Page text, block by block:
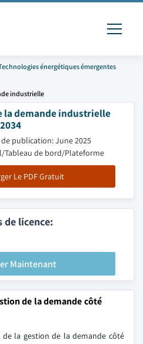
énergétiques émergentes
industrielle
la demande industrielle
de publication: June 2025
Tableau de bord/Plateforme
Le PDF Gratuit
de licence:
Maintenant
de la demande côté
la gestion de la demande côté